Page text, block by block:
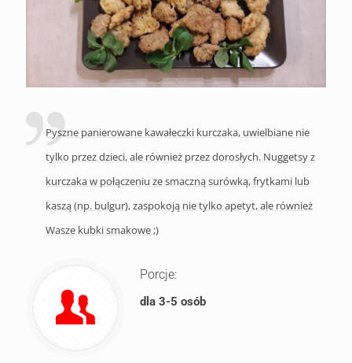
Pyszne panierowane kawałeczki kurczaka, uwielbiane nie
tylko przez dzieci, ale również przez dorosłych. Nuggetsy z
kurczaka w połączeniu ze smaczną surówką, frytkami lub
kaszą (np. bulgur), zaspokoją nie tylko apetyt, ale również
Wasze kubki smakowe ;)
Porcje:
dla 3-5 osób